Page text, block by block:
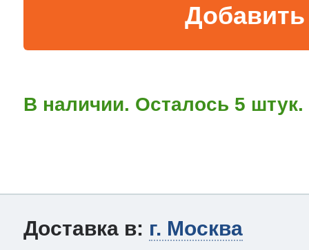
холод.камер
В наличии. Осталось 5 штук.
Доставка в: г. Москва